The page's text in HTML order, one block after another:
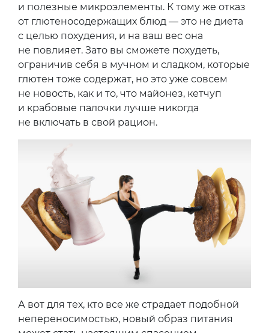
и полезные микроэлементы. К тому же отказ
от глютеносодержащих блюд — это не диета
с целью похудения, и на ваш вес она
не повлияет. Зато вы сможете похудеть,
ограничив себя в мучном и сладком, которые
глютен тоже содержат, но это уже совсем
не новость, как и то, что майонез, кетчуп
и крабовые палочки лучше никогда
не включать в свой рацион.
А вот для тех, кто все же страдает подобной
непереносимостью, новый образ питания